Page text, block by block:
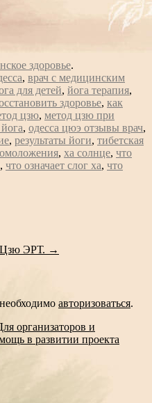
здоровье.
, врач с медицинским
для детей, йога терапия,
здоровье, как
цзю, метод цзю при
, одесса цюэ отзывы врач,
, результаты йоги, тибетская
, ха солнце, что
, что означает слог ха, что
Цзю ЭРТ. →
авторизоваться.
организаторов и
в развитии проекта